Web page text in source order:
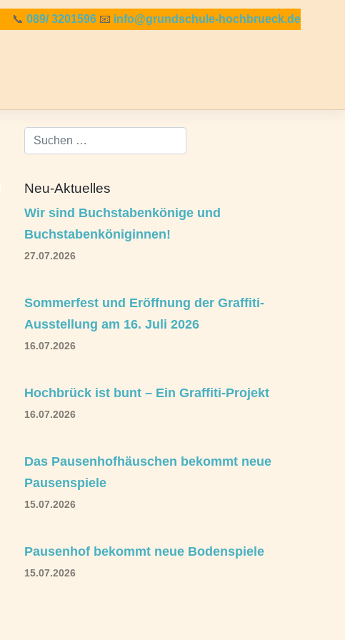
📞 089/ 3201596 📧 info@grundschule-hochbrueck.de
Neu-Aktuelles
Wir sind Buchstabenkönige und
Buchstabenköniginnen!
27.07.2026
Sommerfest und Eröffnung der Graffiti-
Ausstellung am 16. Juli 2026
16.07.2026
Hochbrück ist bunt – Ein Graffiti-Projekt
16.07.2026
Das Pausenhofhäuschen bekommt neue
Pausenspiele
15.07.2026
Pausenhof bekommt neue Bodenspiele
15.07.2026